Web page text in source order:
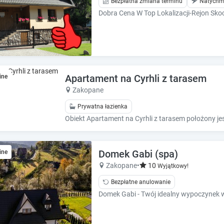
a
l
e
n
a
l
e
c
t
a
d
a
c
d
e
c
t
a
Dobra Cena W Top Lokalizacji-Rejon
Apartament na Cyrhli z tarasem
Zakopane
Prywatna łazienka
Domek Gabi (spa)
Zakopane• 10 Wyjątkowy!
Bezpłatne anulowanie